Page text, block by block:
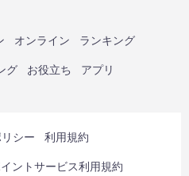
オンライン ランキング
グ お役立ち アプリ
シー 利用規約
ントサービス利用規約